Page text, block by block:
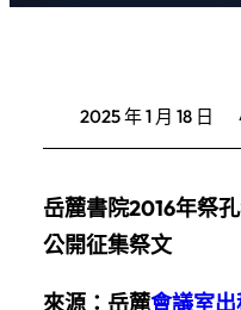
2025 年 1 月 18 日
岳麓書院2016年祭
公開征集祭文
來源：岳麓會議室